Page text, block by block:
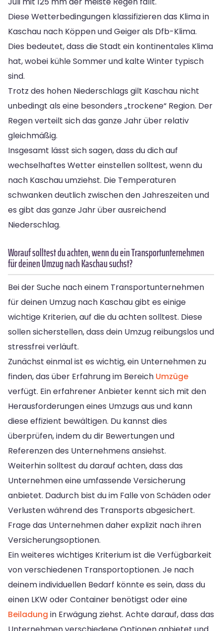
Diese Wetterbedingungen klassifizieren das Klima in
Kaschau nach Köppen und Geiger als Dfb-Klima.
Dies bedeutet, dass die Stadt ein kontinentales Klima
hat, wobei kühle Sommer und kalte Winter typisch
sind.
Trotz des hohen Niederschlags gilt Kaschau nicht
unbedingt als eine besonders „trockene“ Region. Der
Regen verteilt sich das ganze Jahr über relativ
gleichmäßig.
Insgesamt lässt sich sagen, dass du dich auf
wechselhaftes Wetter einstellen solltest, wenn du
nach Kaschau umziehst. Die Temperaturen
schwanken deutlich zwischen den Jahreszeiten und
es gibt das ganze Jahr über ausreichend
Niederschlag.
Worauf solltest du achten, wenn du ein Transportunternehmen
für deinen Umzug nach Kaschau suchst?
Bei der Suche nach einem Transportunternehmen
für deinen Umzug nach Kaschau gibt es einige
wichtige Kriterien, auf die du achten solltest. Diese
sollen sicherstellen, dass dein Umzug reibungslos und
stressfrei verläuft.
Zunächst einmal ist es wichtig, ein Unternehmen zu
finden, das über Erfahrung im Bereich Umzüge
verfügt. Ein erfahrener Anbieter kennt sich mit den
Herausforderungen eines Umzugs aus und kann
diese effizient bewältigen. Du kannst dies
überprüfen, indem du dir Bewertungen und
Referenzen des Unternehmens ansiehst.
Weiterhin solltest du darauf achten, dass das
Unternehmen eine umfassende Versicherung
anbietet. Dadurch bist du im Falle von Schäden oder
Verlusten während des Transports abgesichert.
Frage das Unternehmen daher explizit nach ihren
Versicherungsoptionen.
Ein weiteres wichtiges Kriterium ist die Verfügbarkeit
von verschiedenen Transportoptionen. Je nach
deinem individuellen Bedarf könnte es sein, dass du
einen LKW oder Container benötigst oder eine
Beiladung in Erwägung ziehst. Achte darauf, dass das